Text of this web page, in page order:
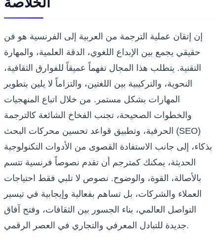
إن إتقان عملية الترجمة من العربية إلى الفرنسية هو فن
حقيقي يجمع بين الإبداع اللغوي، الدقة العلمية، والمهارة
التقنية. يتطلب هذا المجال تفهماً عميقاً للفوارق الثقافية،
النحوية، والتركيبية بين اللغتين، والتزاماً لا يلين بتطوير
المهارات بشكل مستمر. من خلال اتباع المنهجيات
والخطوات الصحيحة، تجنب الفخاخ الشائعة كالترجمة
الحرفية، وتطبيق قواعد تحسين محركات البحث (SEO)
بذكاء، إلى جانب الاستفادة القصوى من الأدوات التكنولوجية
الحديثة، يمكنك كمترجم أن تقدم نصوصاً فرنسية تتسم
بالأصالة، القوة، والوضوح. نصوص لا تلبي فقط احتياجات
العملاء والشركات، بل تساهم بفعالية وإيجابية في تيسير
التواصل العالمي، بناء الجسور بين الثقافات، وفتح آفاق
جديدة للتبادل المعرفي والتجاري في العصر الرقمي.